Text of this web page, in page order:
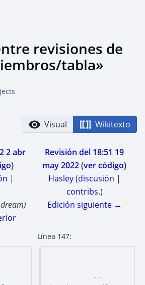
revisiones de
tabla»
Visual Wikitexto
2 abr
|
Revisión del 18:51 19
may 2022 ver código
Hasley (discusión |
contribs.)
Edición siguiente →
Línea 147:
--